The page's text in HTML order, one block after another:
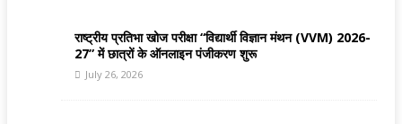
राष्ट्रीय प्रतिभा खोज परीक्षा “विद्यार्थी विज्ञान मंथन (VVM) 2026-
27” में छात्रों के ऑनलाइन पंजीकरण शुरू
July 26, 2026